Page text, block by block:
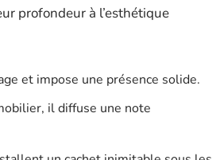
profondeur à l’esthétique
et impose une présence solide.
il diffuse une note